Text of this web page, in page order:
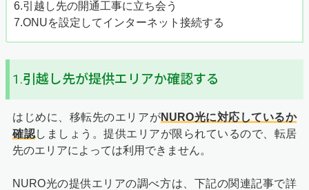
6.引越し先の開通工事に立ち会う
7.ONUを設定してインターネット接続する
1.引越し先が提供エリアか確認する
はじめに、移転先のエリアがNURO光に対応しているか
確認しましょう。提供エリアが限られているので、転居
先のエリアによっては利用できません。
NURO光の提供エリアの調べ方は、下記の関連記事で詳